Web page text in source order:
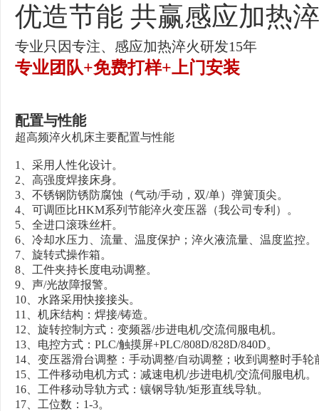
优造节能 共赢感应加热
专业只因专注、感应加热淬火研发15年
专业团队+免费打样+上门安装
配置与性能
超高频淬火机床主要配置与性能
1、采用人性化设计。
2、高强度焊接床身。
3、不锈钢防锈防腐蚀（气动/手动，双/单）弹簧顶尖。
4、可调匝比HKM系列节能淬火变压器（我公司专利）。
5、全进口滚珠丝杆。
6、冷却水压力、流量、温度保护；淬火液流量、温度监控。
7、旋转式操作箱。
8、工件夹持长度电动调整。
9、声/光故障报警。
10、水路采用快接接头。
11、机床结构：焊接/铸造。
12、旋转控制方式：变频器/步进电机/交流伺服电机。
13、电控方式：PLC/触摸屏+PLC/808D/828D/840D。
14、变压器滑台调整：手动调整/自动调整；收到调整时手轮
15、工件移动电机方式：减速电机/步进电机/交流伺服电机。
16、工件移动导轨方式：镶钢导轨/矩形直线导轨。
17、工位数：1-3。